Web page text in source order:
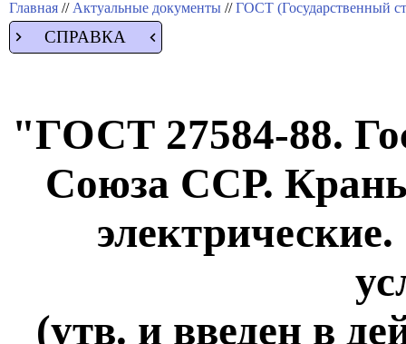
Главная // Актуальные документы //ГОСТ (Государственный
СПРАВКА
"ГОСТ 27584-88.
Союза ССР.
(утв. и введен в